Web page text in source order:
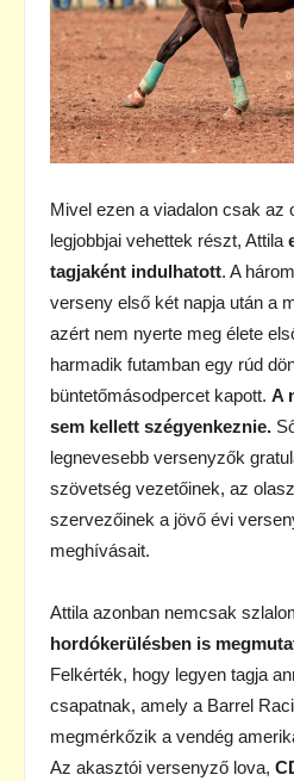
Mivel ezen a viadalon csak az
legjobbjai vehettek részt, Attila
tagjaként indulhatott. A
verseny első két napja után a
azért nem nyerte meg élete
harmadik futamban egy rúd
büntetőmásodpercet kapott. A
sem kellett szégyenkeznie.
legnevesebb versenyzők
szövetség vezetőinek, az
szervezőinek a jövő évi
meghívásait.
Attila azonban nemcsak
hordókerülésben is
Felkérték, hogy legyen tagja
csapatnak, amely a Barrel
megmérkőzik a vendég
Az akasztói versenyző lova,